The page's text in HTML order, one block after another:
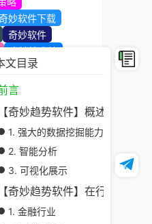
文目录
言
【奇妙趋势软件】概述
1. 强大的数据挖掘能力
2. 智能分析
3. 可视化展示
【奇妙趋势软件】在行业中的
1. 金融行业
妙软件下载
奇妙软件
奇妙技术站
理类奇妙软件推荐